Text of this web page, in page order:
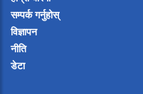
सम्पर्क गर्नुहोस्
विज्ञापन
नीति
डेटा